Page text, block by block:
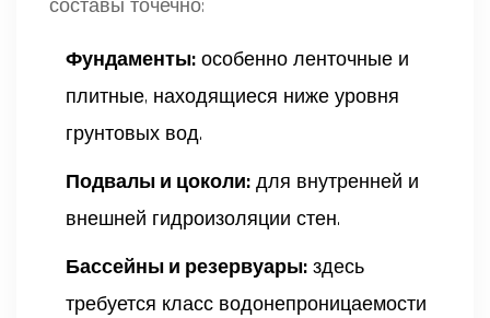
составы точечно:
Фундаменты: особенно ленточные и
плитные, находящиеся ниже уровня
грунтовых вод.
Подвалы и цоколи: для внутренней и
внешней гидроизоляции стен.
Бассейны и резервуары: здесь
требуется класс водонепроницаемости